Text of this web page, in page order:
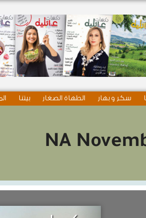
سكر و بهار الطهاة الصغار بيتنا
NA